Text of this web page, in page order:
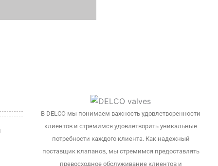
В DELCO мы понимаем важность удовлетворенности
клиентов и стремимся удовлетворить уникальные
потребности каждого клиента. Как надежный
поставщик клапанов, мы стремимся предоставлять
превосходное обслуживание клиентов и